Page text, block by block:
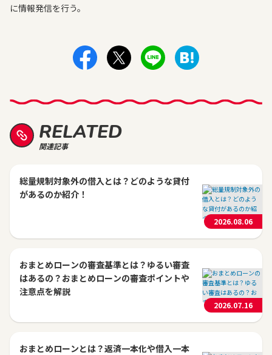
に情報発信を行う。
RELATED
関連記事
総量規制対象外の借入とは？どのような貸付
があるのか紹介！
2026.08.06
おまとめローンの審査基準とは？ゆるい審査
はあるの？おまとめローンの審査ポイントや
注意点を解説
2026.07.16
おまとめローンとは？返済一本化や借入一本